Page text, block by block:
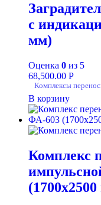
с
мм)
Оценка 0 из 5
68,500.00 Р
Комплексы
В корзину
Комплекс